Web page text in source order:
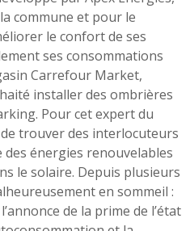
commune et pour le
le confort de ses
ses consommations
Carrefour Market,
installer des ombrières
Pour cet expert du
trouver des interlocuteurs
des énergies renouvelables
le solaire. Depuis plusieurs
en sommeil :
de la prime de l’état